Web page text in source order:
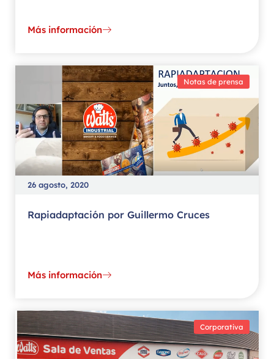
Más información
Notas de prensa
26 agosto, 2020
Rapiadaptación por Guillermo Cruces
Más información
Corporativa